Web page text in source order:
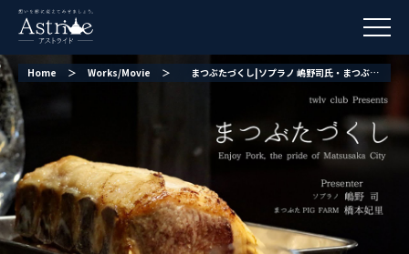
Home ＞ Works/Movie ＞ まつぶたづくし|ソプラノ 嶋野司氏・まつぶたPIG FARM 橋本妃里氏（twlv club イベント紹介）